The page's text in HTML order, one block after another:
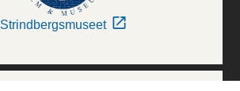
Strindbergsmuseet